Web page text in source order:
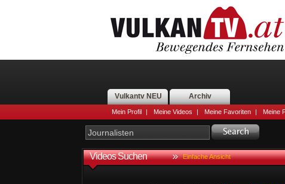
Vulkantv NEU Archiv
Mein Profil | Meine Videos | Meine Favoriten | Meine
Videos Suchen Einfache Ansicht